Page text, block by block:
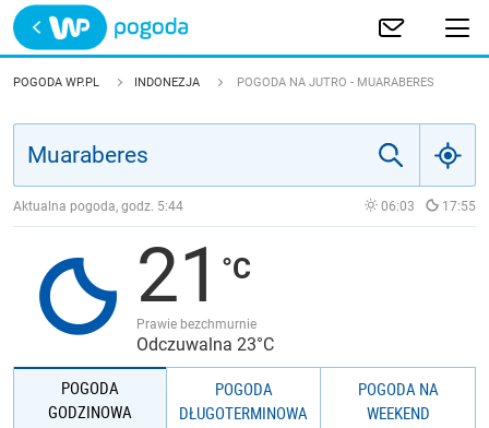
Trwa ładowanie
POLSKA
JAKOŚĆ POWIETRZA
POGODA WP.PL INDONEZJA POGODA NA JUTRO - MUARABERES
Aktualna pogoda, godz. 5:44 06:03 17:55
21
Prawie bezchmurnie
Odczuwalna 23°C
POGODA
GODZINOWA
POGODA
DŁUGOTERMINOWA
POGODA NA
WEEKEND